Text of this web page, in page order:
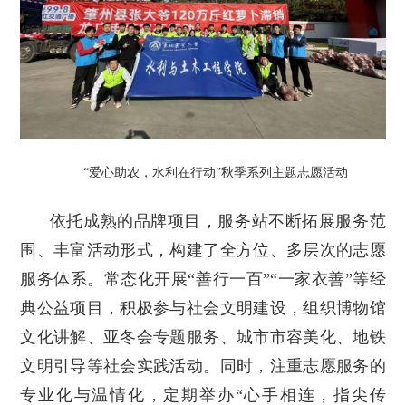
“爱心助农，水利在行动”秋季系列主题志愿活动
依托成熟的品牌项目，服务站不断拓展服务范
围、丰富活动形式，构建了全方位、多层次的志愿
服务体系。常态化开展“善行一百”“一家衣善”等经
典公益项目，积极参与社会文明建设，组织博物馆
文化讲解、亚冬会专题服务、城市市容美化、地铁
文明引导等社会实践活动。同时，注重志愿服务的
专业化与温情化，定期举办“心手相连，指尖传